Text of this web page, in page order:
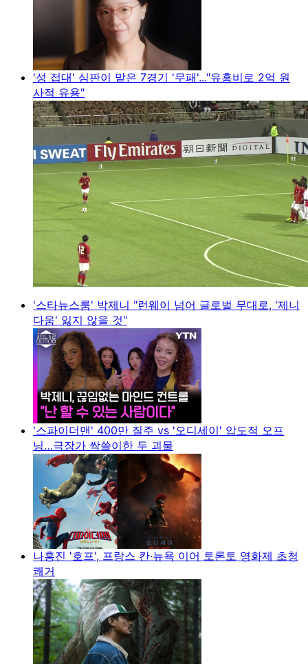
'성 접대' 심판이 맡은 7경기 '무패'..."유흥비로 2억 원
사적 유용"
'스타뉴스룸' 박제니 "런웨이 넘어 글로벌 무대로, '제니
다움' 잃지 않을 것"
'스파이더맨' 400만 질주 vs '오디세이' 압도적 오프
닝…극장가 싹쓸이한 두 괴물
나홍진 '호프', 프랑스 칸·뉴욕 이어 토론토 영화제 초청
쾌거